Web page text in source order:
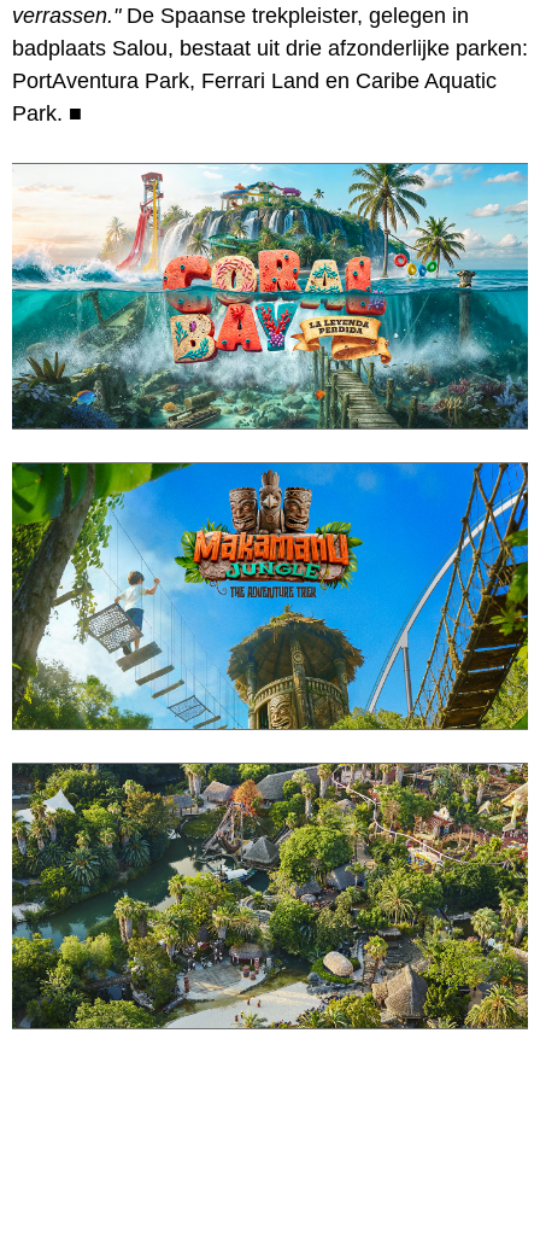
verrassen."De Spaanse trekpleister, gelegen in
badplaats Salou, bestaat uit drie afzonderlijke parken:
PortAventura Park, Ferrari Land en Caribe Aquatic
Park. ■